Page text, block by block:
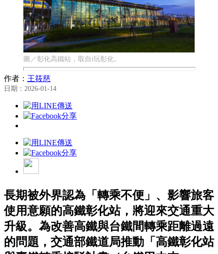
圖／彰化高鐵站，取自i玩彰化。
作者： 王筱慈
日期：2026-01-14
長期被外界認為「轉乘不便」、影響旅客
使用意願的高鐵彰化站，將迎來交通重大
升級。為改善高鐵與台鐵間轉乘距離過遠
的問題，交通部鐵道局推動「高鐵彰化站